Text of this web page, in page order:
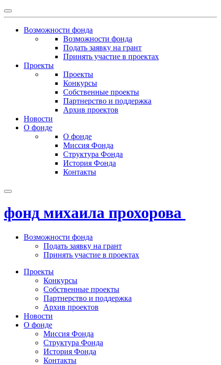
Возможности фонда
Возможности фонда
Подать заявку на грант
Принять участие в проектах
Проекты
Проекты
Конкурсы
Собственные проекты
Партнерство и поддержка
Архив проектов
Новости
О фонде
О фонде
Миссия Фонда
Структура Фонда
История Фонда
Контакты
фонд михаила прохорова
Возможности фонда
Подать заявку на грант
Принять участие в проектах
Проекты
Конкурсы
Собственные проекты
Партнерство и поддержка
Архив проектов
Новости
О фонде
Миссия Фонда
Структура Фонда
История Фонда
Контакты